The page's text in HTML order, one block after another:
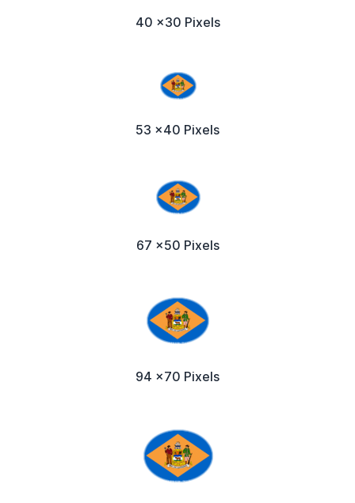
40 x30 Pixels
53 x40 Pixels
67 x50 Pixels
94 x70 Pixels